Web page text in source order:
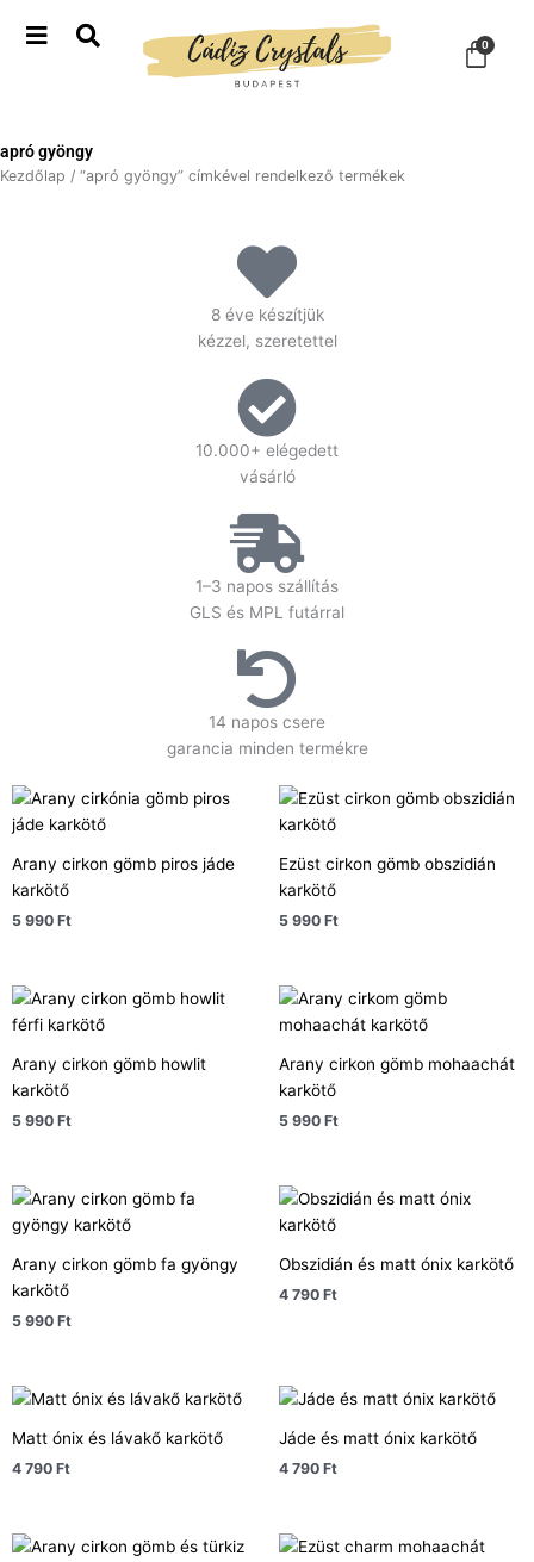
0
apró gyöngy
Kezdőlap / “apró gyöngy” címkével rendelkező termékek
8 éve készítjük
kézzel, szeretettel
10.000+ elégedett
vásárló
1–3 napos szállítás
GLS és MPL futárral
14 napos csere
garancia minden termékre
Arany cirkon gömb piros jáde
karkötő
5 990 Ft
Ezüst cirkon gömb obszidián
karkötő
5 990 Ft
Arany cirkon gömb howlit
karkötő
5 990 Ft
Arany cirkon gömb mohaachát
karkötő
5 990 Ft
Arany cirkon gömb fa gyöngy
karkötő
5 990 Ft
Obszidián és matt ónix karkötő
4 790 Ft
Matt ónix és lávakő karkötő
4 790 Ft
Jáde és matt ónix karkötő
4 790 Ft